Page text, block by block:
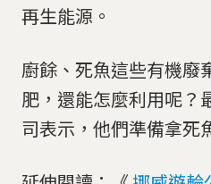
再生能源。
廚餘、死魚這些有機廢
肥，還能怎麼利用呢？
司表示，他們準備拿死